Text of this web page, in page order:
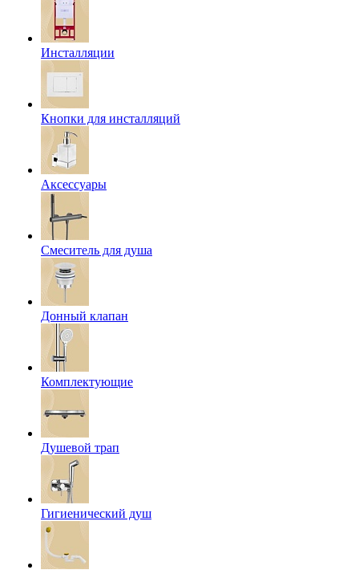
Инсталляции
Кнопки для инсталляций
Аксессуары
Смеситель для душа
Донный клапан
Комплектующие
Душевой трап
Гигиенический душ